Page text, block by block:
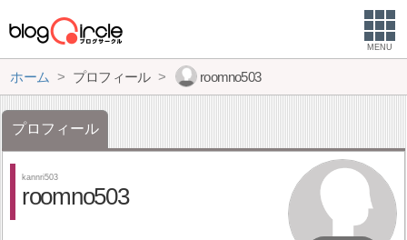
MENU
ホーム プロフィール roomno503
プロフィール
kannri503
roomno503